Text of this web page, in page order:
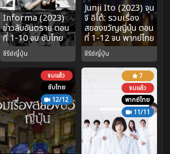
Informa (2023)
ข่าวลับอันตราย ตอน
ที่ 1-10 จบ ซับไทย
ซีรีย์ญี่ปุ่น
Junji Ito (2023) จุน
จิ อิโต้: รวมเรื่อง
สยองขวัญญี่ปุ่น ตอน
ที่ 1-12 จบ พากย์ไทย
ซีรีย์ญี่ปุ่น
จบแล้ว
ซับไทย
12/12
7
จบแล้ว
พากย์ไทย
11/11